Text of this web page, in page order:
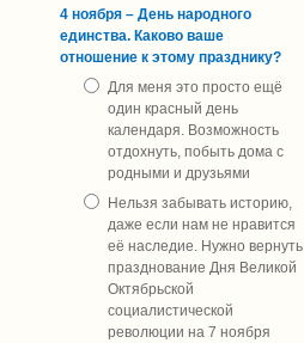
4 ноября – День народного
единства. Каково ваше
отношение к этому празднику?
Для меня это просто ещё
один красный день
календаря. Возможность
отдохнуть, побыть дома с
родными и друзьями
Нельзя забывать историю,
даже если нам не нравится
её наследие. Нужно вернуть
празднование Дня Великой
Октябрьской
социалистической
революции на 7 ноября